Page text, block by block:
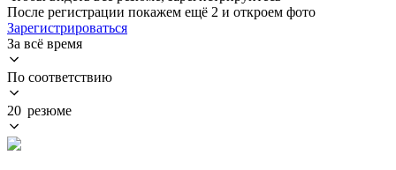
После регистрации покажем ещё 2 и откроем фото
Зарегистрироваться
За всё время
По соответствию
20 резюме